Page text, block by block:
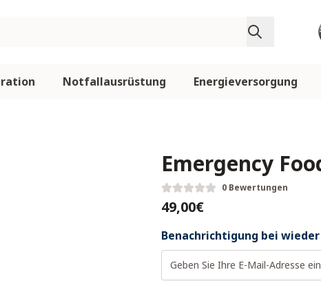
Notfallausrüstung Energieversorgung
Emergency
0 Bewertungen
49,00€
Benachrichtigung bei